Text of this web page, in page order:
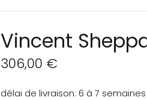
Vincent
306,00 €
délai de livraison 6 à 7 semaines